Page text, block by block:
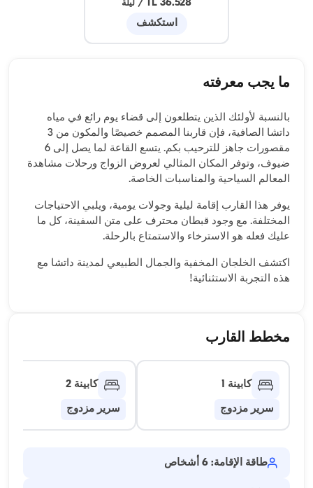
36.528 TL
/ ليلة
استكشف
ما يجب معرفته
بالنسبة لأولئك الذين يتطلعون إلى قضاء يوم رائع في مياه
داتشا الصافية، فإن قاربنا المصمم خصيصًا والمكون من 3
مقصورات جاهز للترحيب بكم. يتسع القاعة لما يصل إلى 6
ضيوف، وتوفر المكان المثالي لعروض الزواج ورحلات مشاهدة
المعالم السياحية والمناسبات الخاصة.
يوفر هذا القارب إقامة ليلية وجولات يومية، ويلبي الاحتياجات
المختلفة. مع وجود قبطان محترف على متن السفينة، كل ما
عليك فعله هو الاسترخاء والاستمتاع بالرحلة.
اكتشف الخلجان المخفية والجمال الطبيعي لمدينة داتشا مع
هذه التجربة الاستثنائية!
مخطط القارب
كابينة 1
سرير مزدوج
كابينة 2
سرير مزدوج
طاقة الإقامة: 6 أشخاص